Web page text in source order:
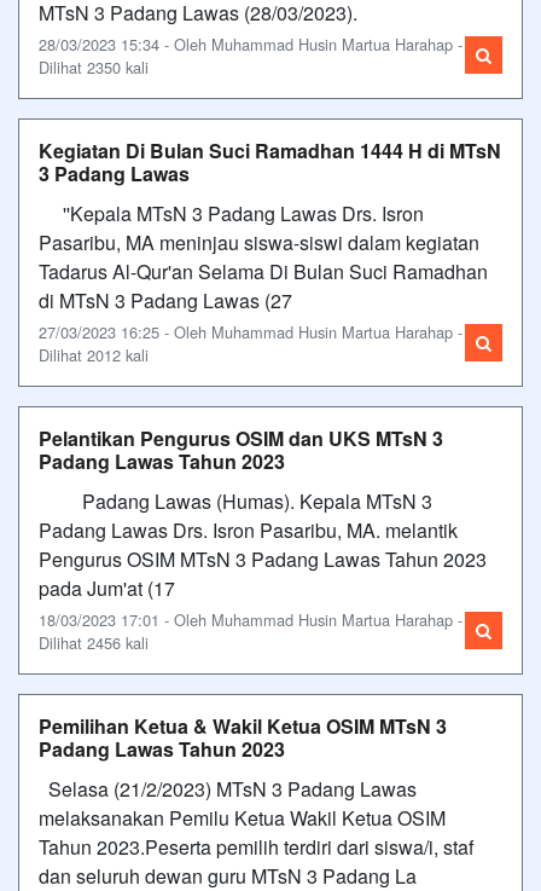
MTsN 3 Padang Lawas (28/03/2023).
28/03/2023 15:34 - Oleh Muhammad Husin Martua Harahap -
Dilihat 2350 kali
Kegiatan Di Bulan Suci Ramadhan 1444 H di MTsN
3 Padang Lawas
''Kepala MTsN 3 Padang Lawas Drs. Isron
Pasaribu, MA meninjau siswa-siswi dalam kegiatan
Tadarus Al-Qur'an Selama Di Bulan Suci Ramadhan
di MTsN 3 Padang Lawas (27
27/03/2023 16:25 - Oleh Muhammad Husin Martua Harahap -
Dilihat 2012 kali
Pelantikan Pengurus OSIM dan UKS MTsN 3
Padang Lawas Tahun 2023
Padang Lawas (Humas). Kepala MTsN 3
Padang Lawas Drs. Isron Pasaribu, MA. melantik
Pengurus OSIM MTsN 3 Padang Lawas Tahun 2023
pada Jum'at (17
18/03/2023 17:01 - Oleh Muhammad Husin Martua Harahap -
Dilihat 2456 kali
Pemilihan Ketua & Wakil Ketua OSIM MTsN 3
Padang Lawas Tahun 2023
Selasa (21/2/2023) MTsN 3 Padang Lawas
melaksanakan Pemilu Ketua Wakil Ketua OSIM
Tahun 2023.Peserta pemilih terdiri dari siswa/i, staf
dan seluruh dewan guru MTsN 3 Padang La